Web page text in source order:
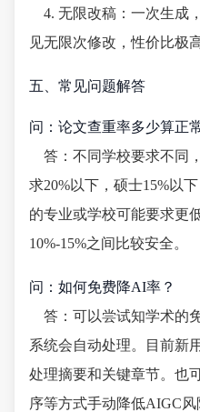
4. 无限改稿：一次生成
见无限次修改，性价比极高
五、常见问题解答
问：论文查重率多少算正
答：不同学校要求不同
求20%以下，硕士15%以
的专业或学校可能要求更
10%-15%之间比较安全。
问：如何免费降AI率？
答：可以尝试知学术的
系统会自动处理。目前新
处理摘要和关键章节。也
序等方式手动降低AIGC风